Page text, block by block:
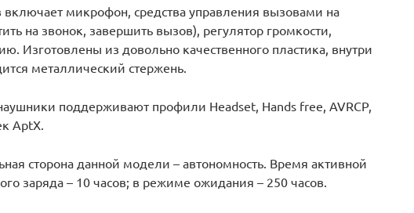
микрофон, средства управления вызовами на
на звонок, завершить вызов), регулятор громкости,
Изготовлены из довольно качественного пластика, внутри
металлический стержень.
поддерживают профили Headset, Hands free, AVRCP,
AptX.
сторона данной модели – автономность. Время активной
заряда – 10 часов; в режиме ожидания – 250 часов.